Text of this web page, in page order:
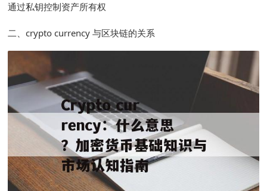
通过私钥控制资产所有权
二、crypto currency 与区块链的关系